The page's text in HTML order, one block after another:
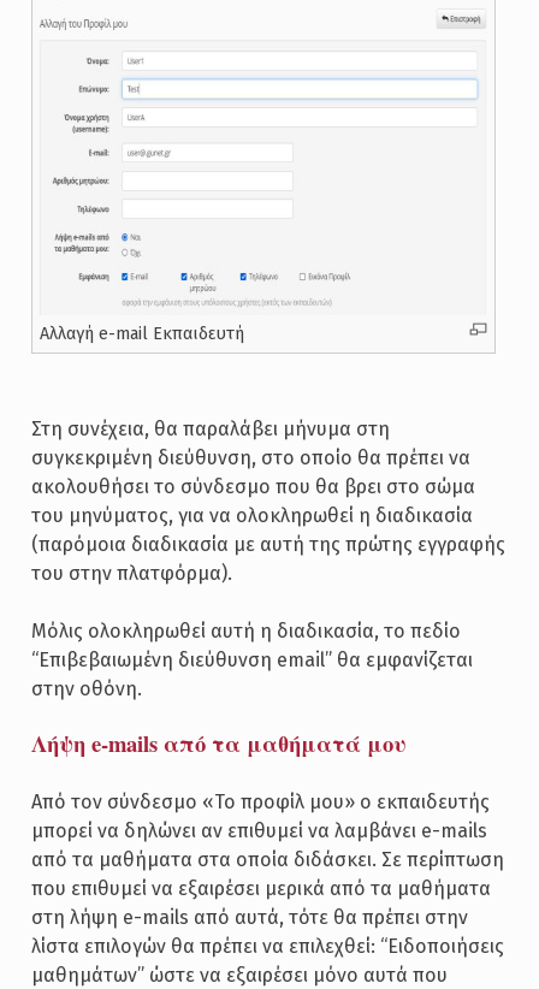
Αλλαγή e-mail Εκπαιδευτή
Στη συνέχεια, θα παραλάβει μήνυμα στη
συγκεκριμένη διεύθυνση, στο οποίο θα πρέπει να
ακολουθήσει το σύνδεσμο που θα βρει στο σώμα
του μηνύματος, για να ολοκληρωθεί η διαδικασία
(παρόμοια διαδικασία με αυτή της πρώτης εγγραφής
του στην πλατφόρμα).
Μόλις ολοκληρωθεί αυτή η διαδικασία, το πεδίο
“Επιβεβαιωμένη διεύθυνση email” θα εμφανίζεται
στην οθόνη.
Λήψη e-mails από τα μαθήματά μου
Από τον σύνδεσμο «Το προφίλ μου» ο εκπαιδευτής
μπορεί να δηλώνει αν επιθυμεί να λαμβάνει e-mails
από τα μαθήματα στα οποία διδάσκει. Σε περίπτωση
που επιθυμεί να εξαιρέσει μερικά από τα μαθήματα
στη λήψη e-mails από αυτά, τότε θα πρέπει στην
λίστα επιλογών θα πρέπει να επιλεχθεί: “Ειδοποιήσεις
μαθημάτων” ώστε να εξαιρέσει μόνο αυτά που